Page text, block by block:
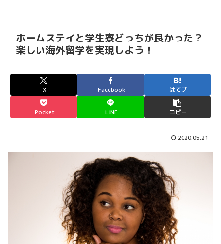
ホームステイと学生寮どっちが良かった？
楽しい海外留学を実現しよう！
X Facebook はてブ
Pocket LINE コピー
2020.05.21